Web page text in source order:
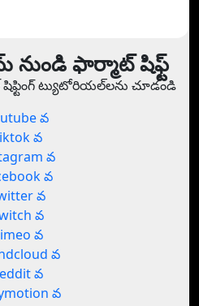
ఫార్మాట్ షిఫ్ట్
ట్యుటోరియల్‌లను చూడండి
వ
వ
వ
వ
వ
వ
వ
వ
వ
వ